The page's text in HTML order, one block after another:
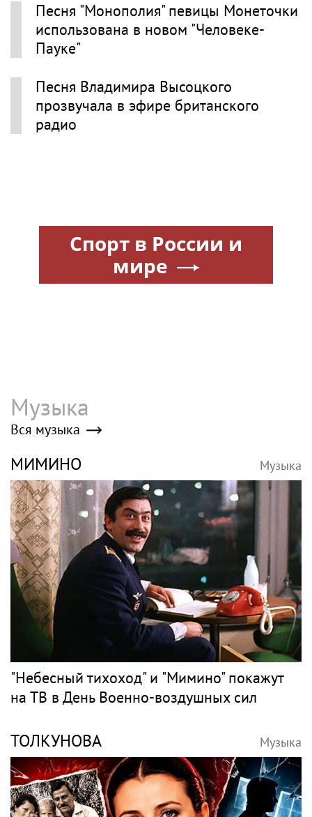
Песня "Монополия" певицы Монеточки
использована в новом "Человеке-
Пауке"
Песня Владимира Высоцкого
прозвучала в эфире британского
радио
Спорт в России и
мире
Музыка
Вся музыка
МИМИНО Музыка
"Небесный тихоход" и "Мимино" покажут
на ТВ в День Военно-воздушных сил
ТОЛКУНОВА Музыка